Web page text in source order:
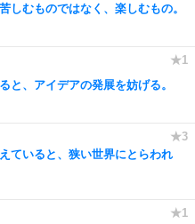
しむものではなく、楽しむもの。
と、アイデアの発展を妨げる。
ていると、狭い世界にとらわれ